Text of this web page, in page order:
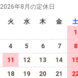
2026年8月の定休日
火 水 木 金
土
1
4 5 6 7
8
11 12 13 14
18 19 20 21